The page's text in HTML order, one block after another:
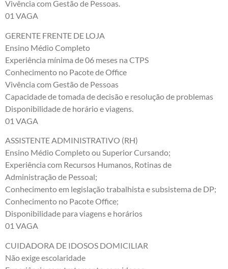
Vivência com Gestão de Pessoas.
01 VAGA
GERENTE FRENTE DE LOJA
Ensino Médio Completo
Experiência mínima de 06 meses na CTPS
Conhecimento no Pacote de Office
Vivência com Gestão de Pessoas
Capacidade de tomada de decisão e resolução de problemas
Disponibilidade de horário e viagens.
01 VAGA
ASSISTENTE ADMINISTRATIVO (RH)
Ensino Médio Completo ou Superior Cursando;
Experiência com Recursos Humanos, Rotinas de
Administração de Pessoal;
Conhecimento em legislação trabalhista e subsistema de DP;
Conhecimento no Pacote Office;
Disponibilidade para viagens e horários
01 VAGA
CUIDADORA DE IDOSOS DOMICILIAR
Não exige escolaridade